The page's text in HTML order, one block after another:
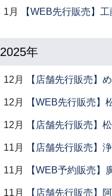
1月 【WEB先行販売】
2025年
12月 【店舗先行販売】
12月 【WEB先行販売】
12月 【店舗先行販売】
11月 【店舗先行販売】
11月 【WEB予約販売】
11月 【店舗先行販売】